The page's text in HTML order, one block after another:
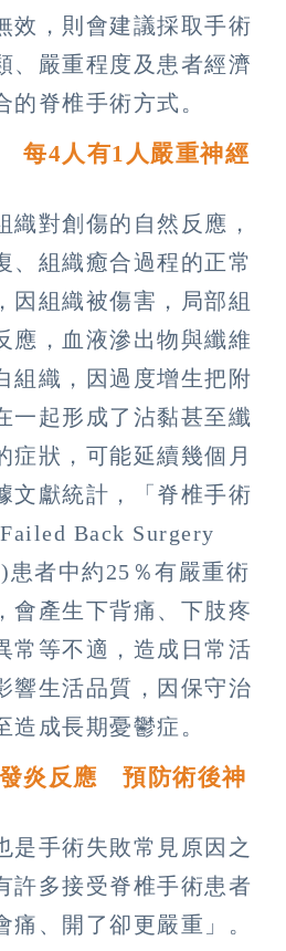
效，則會建議採取手術
、嚴重程度及患者經濟
脊椎手術方式。
每4人有1人嚴重神經
織對創傷的自然反應，
、組織癒合過程的正常
因組織被傷害，局部組
應，血液滲出物與纖維
組織，因過度增生把附
一起形成了沾黏甚至纖
症狀，可能延續幾個月
文獻統計，「脊椎手術
Back Surgery
患者中約25％有嚴重術
會產生下背痛、下肢疼
常等不適，造成日常活
響生活品質，因保守治
成長期憂鬱症。
炎反應 預防術後神
是手術失敗常見原因之
許多接受脊椎手術患者
痛、開了卻更嚴重」。